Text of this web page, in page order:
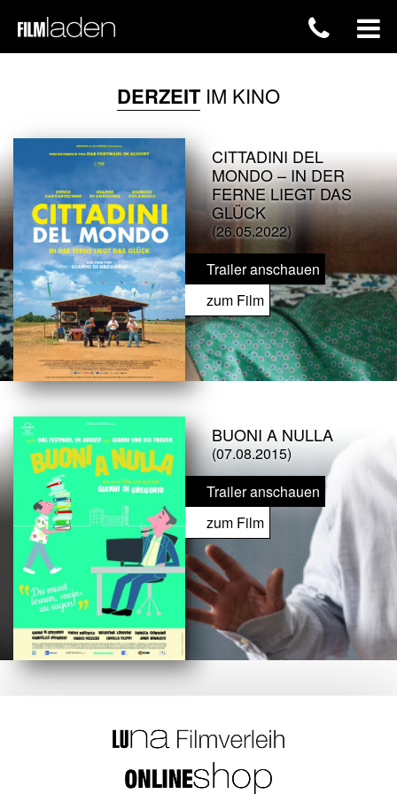
DERZEITIM KINO
CITTADINI DEL
MONDO – IN DER
FERNE LIEGT DAS
GLÜCK
(26.05.2022)
Trailer anschauen
zum Film
BUONI A NULLA
(07.08.2015)
Trailer anschauen
zum Film